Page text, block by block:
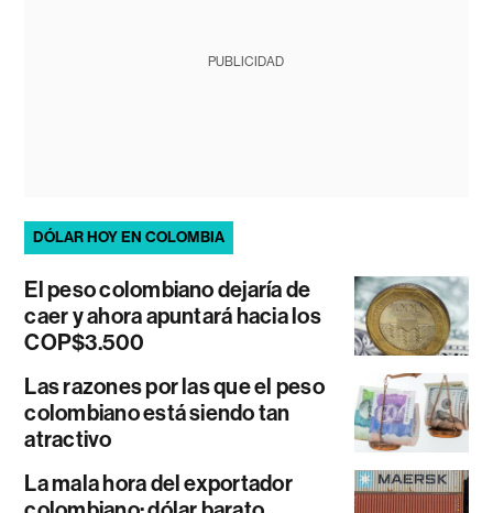
PUBLICIDAD
DÓLAR HOY EN COLOMBIA
El peso colombiano dejaría de
caer y ahora apuntará hacia los
COP$3.500
Las razones por las que el peso
colombiano está siendo tan
atractivo
La mala hora del exportador